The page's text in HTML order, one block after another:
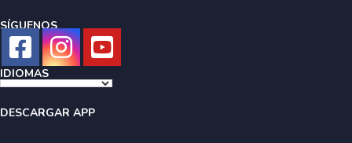
SÍGUENOS
IDIOMAS
DESCARGAR APP